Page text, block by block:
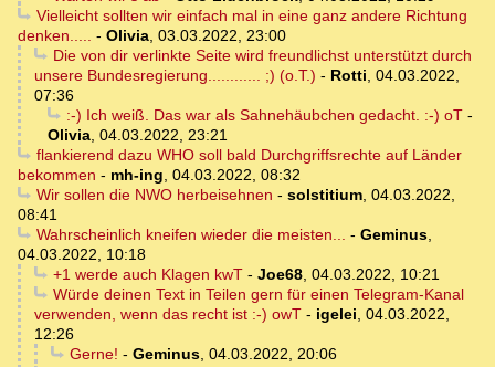
Vielleicht sollten wir einfach mal in eine ganz andere Richtung
denken..... - Olivia, 03.03.2022, 23:00
Die von dir verlinkte Seite wird freundlichst unterstützt durch
unsere Bundesregierung............ ;) (o.T.) - Rotti, 04.03.2022,
07:36
:-) Ich weiß. Das war als Sahnehäubchen gedacht. :-) oT-
Olivia, 04.03.2022, 23:21
flankierend dazu WHO soll bald Durchgriffsrechte auf Länder
bekommen - mh-ing, 04.03.2022, 08:32
Wir sollen die NWO herbeisehnen - solstitium, 04.03.2022,
08:41
Wahrscheinlich kneifen wieder die meisten... - Geminus,
04.03.2022, 10:18
+1 werde auch Klagen kwT- Joe68, 04.03.2022, 10:21
Würde deinen Text in Teilen gern für einen Telegram-Kanal
verwenden, wenn das recht ist :-) owT - igelei, 04.03.2022,
12:26
Gerne! - Geminus, 04.03.2022, 20:06